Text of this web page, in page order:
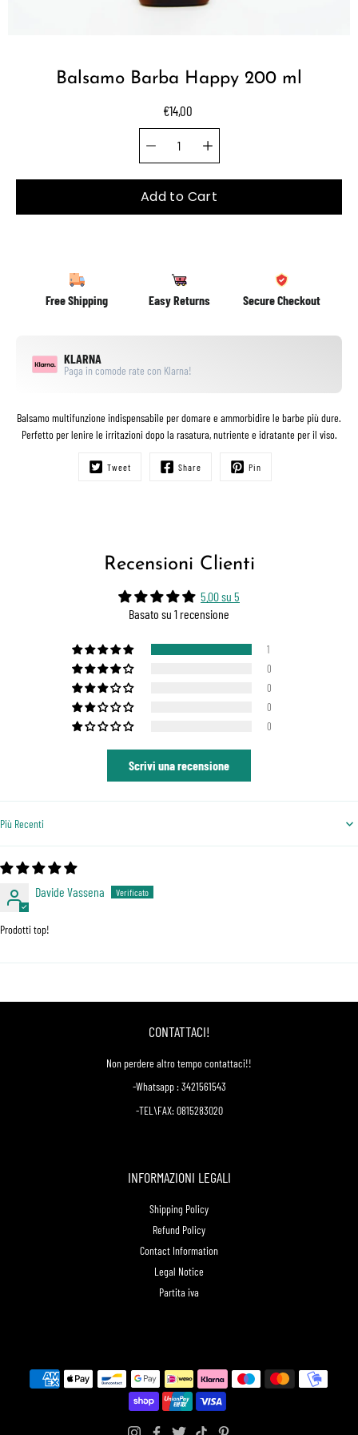
Balsamo Barba Happy 200 ml
€14,00
Select
Quantity selector
Add to Cart
Free Shipping Easy Returns Secure Checkout
KLARNA
Paga in comode rate con Klarna!
Balsamo multifunzione indispensabile per domare e ammorbidire le barbe più dure.
Perfetto per lenire le irritazioni dopo la rasatura, nutriente e idratante per il viso.
Tweet Share Pin
Recensioni Clienti
5.00 su 5
Basato su 1 recensione
1
0
0
0
0
Scrivi una recensione
Sort by
Davide Vassena
Prodotti top!
CONTATTACI!
Non perdere altro tempo contattaci!!
-Whatsapp : 3421561543
-TEL\FAX: 0815283020
INFORMAZIONI LEGALI
Shipping Policy
Refund Policy
Contact Information
Legal Notice
Partita iva